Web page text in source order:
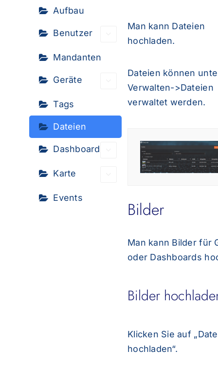
Aufbau
Benutzer
Mandanten
Geräte
Tags
Dateien
Dashboard
Karte
Events
Man kann Dateien
hochladen.
Dateien können
Verwalten->Dateien
verwaltet werden.
Bilder
Man kann Bilder für
oder Dashboards
Bilder
Klicken Sie auf
hochladen“.